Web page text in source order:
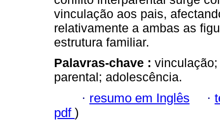
vinculação aos pais,
relativamente a ambas as
estrutura familiar.
Palavras-chave :
parental; adolescência.
· resumo em Inglês ·
pdf )